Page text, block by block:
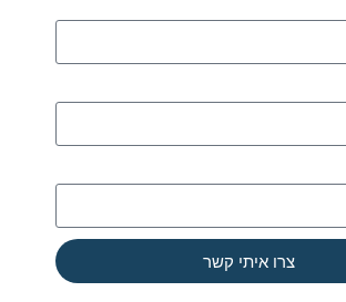
צרו איתי קשר